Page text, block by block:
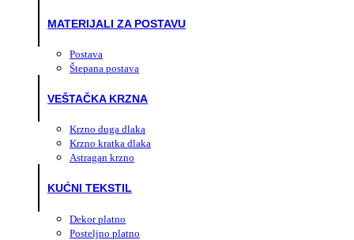
MATERIJALI ZA POSTAVU
Postava
Štepana postava
VEŠTAČKA KRZNA
Krzno duga dlaka
Krzno kratka dlaka
Astragan krzno
KUĆNI TEKSTIL
Dekor platno
Posteljno platno